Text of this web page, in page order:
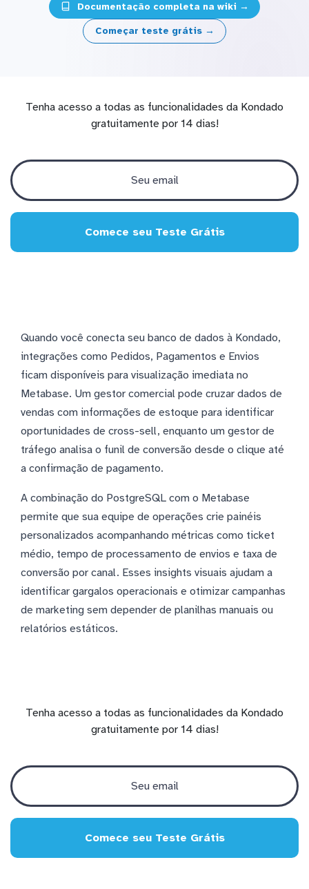
Documentação completa na wiki →
Começar teste grátis →
Tenha acesso a todas as funcionalidades da Kondado
gratuitamente por 14 dias!
Comece seu Teste Grátis
Quando você conecta seu banco de dados à Kondado,
integrações como Pedidos, Pagamentos e Envios
ficam disponíveis para visualização imediata no
Metabase. Um gestor comercial pode cruzar dados de
vendas com informações de estoque para identificar
oportunidades de cross-sell, enquanto um gestor de
tráfego analisa o funil de conversão desde o clique até
a confirmação de pagamento.
A combinação do PostgreSQL com o Metabase
permite que sua equipe de operações crie painéis
personalizados acompanhando métricas como ticket
médio, tempo de processamento de envios e taxa de
conversão por canal. Esses insights visuais ajudam a
identificar gargalos operacionais e otimizar campanhas
de marketing sem depender de planilhas manuais ou
relatórios estáticos.
Tenha acesso a todas as funcionalidades da Kondado
gratuitamente por 14 dias!
Comece seu Teste Grátis